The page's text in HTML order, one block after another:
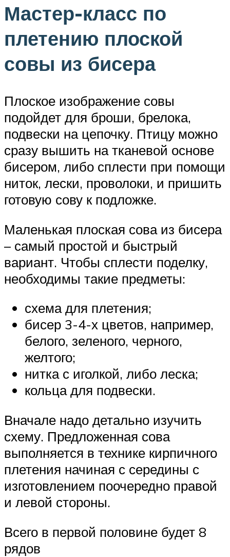
Мастер-класс по
плетению плоской
совы из бисера
Плоское изображение совы
подойдет для броши, брелока,
подвески на цепочку. Птицу можно
сразу вышить на тканевой основе
бисером, либо сплести при помощи
ниток, лески, проволоки, и пришить
готовую сову к подложке.
Маленькая плоская сова из бисера
– самый простой и быстрый
вариант. Чтобы сплести поделку,
необходимы такие предметы:
схема для плетения;
бисер 3-4-х цветов, например,
белого, зеленого, черного,
желтого;
нитка с иголкой, либо леска;
кольца для подвески.
Вначале надо детально изучить
схему. Предложенная сова
выполняется в технике кирпичного
плетения начиная с середины с
изготовлением поочередно правой
и левой стороны.
Всего в первой половине будет 8
рядов